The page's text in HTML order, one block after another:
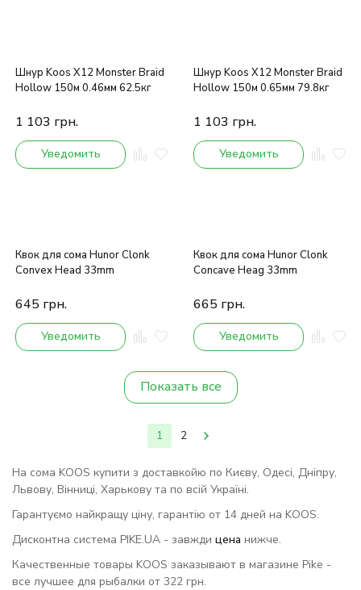
Шнур Koos X12 Monster Braid
Hollow 150м 0.46мм 62.5кг
1 103 грн.
Уведомить
Шнур Koos X12 Monster Braid
Hollow 150м 0.65мм 79.8кг
1 103 грн.
Уведомить
Квок для сома Hunor Clonk
Convex Head 33mm
645 грн.
Уведомить
Квок для сома Hunor Clonk
Concave Heag 33mm
665 грн.
Уведомить
Показать все
1 2
На сома KOOS купити з доставкойю по Києву, Одесі, Дніпру,
Львову, Вінниці, Харькову та по всій Україні.
Гарантуємо найкращу ціну, гарантію от 14 дней на KOOS.
Дисконтна система PIKE.UA - завжди цена нижче.
Качественные товары KOOS заказывают в магазине Pike -
все лучшее для рыбалки от 322 грн.